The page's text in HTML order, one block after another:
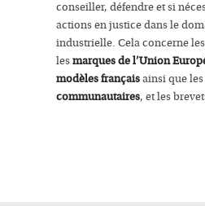
conseiller, défendre et si
actions en justice dans le
industrielle. Cela concerne les
lesmarques de l’Union
modèles françaisainsi que les
communautaires, et les